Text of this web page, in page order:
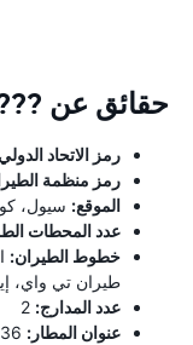
حقائق عن
رمز الاتحاد
رمز منظمة
الموقع: سيول،
عدد المحطات
خطوط الطيران:
طيران تي واي،
عدد المدارج:
عنوان المطار: